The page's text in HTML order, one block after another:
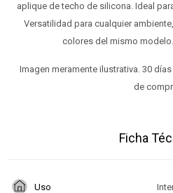
aplique de techo de silicona. Ideal
Versatilidad para cualquier
colores del mismo
Imagen meramente ilustrativa. 30
de
Ficha
Uso